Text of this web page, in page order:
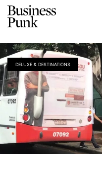
DELUXE & DESTINATIONS